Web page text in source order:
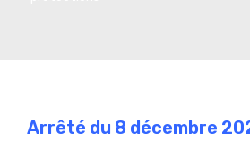
Arrêté du 8 décembre